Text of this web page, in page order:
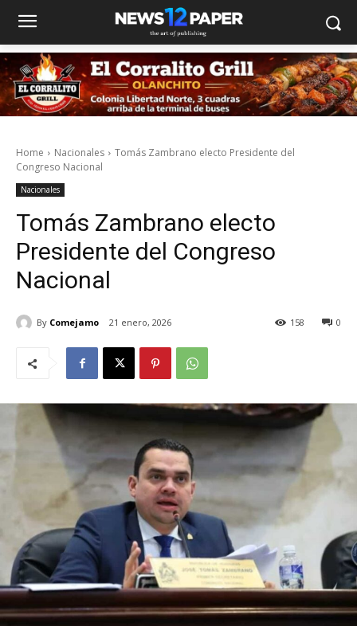
Home Nacionales
Tomás Zambrano electo Presidente del
Congreso Nacional
Nacionales
Tomás Zambrano electo
Presidente del Congreso
Nacional
By Comejamo 21 enero, 2026 0
158